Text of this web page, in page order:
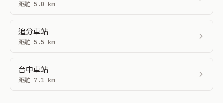
距離 5.0 km
追分車站
距離 5.5 km
台中車站
距離 7.1 km